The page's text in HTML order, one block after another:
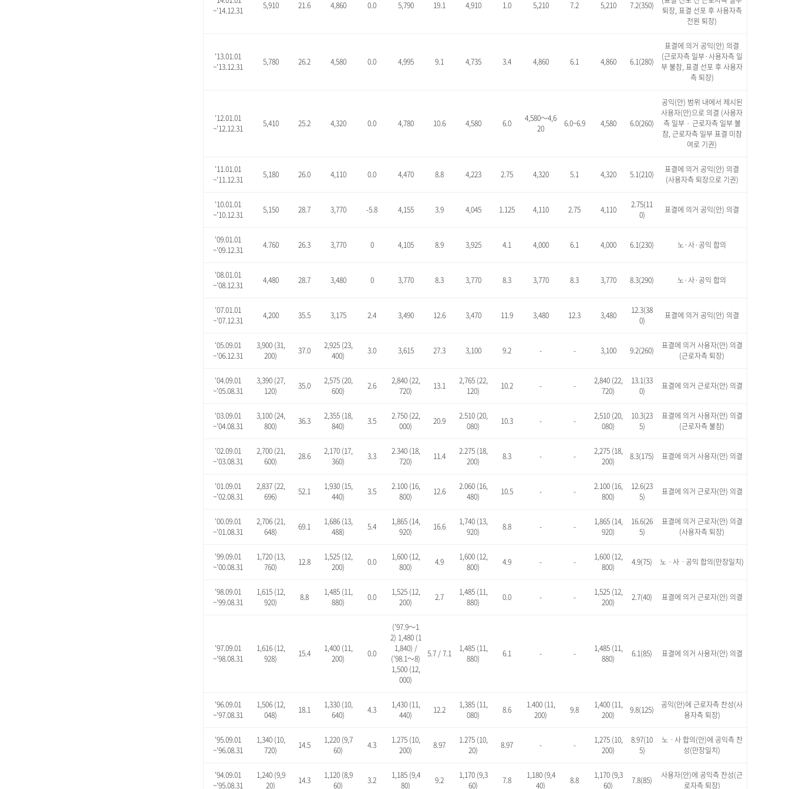
~'14.12.31
5,910 21.6 4,860 0.0 5,790 19.1 4,910 1.0 5,210 7.2 5,210 7.2(350)
퇴장, 표결 선포 후 사용자측
전원 퇴장)
'13.01.01
~'13.12.31
5,780 26.2 4,580 0.0 4,995 9.1 4,735 3.4 4,860 6.1 4,860 6.1(280)
표결에 의거 공익(안) 의결
(근로자측 일부·사용자측 일
부 불참, 표결 선포 후 사용자
측 퇴장)
'12.01.01
~'12.12.31
5,410 25.2 4,320 0.0 4,780 10.6 4,580 6.0
4,580～4,6
20
6.0~6.9 4,580 6.0(260)
공익(안) 범위 내에서 제시된
사용자(안)으로 의결 (사용자
측 일부 · 근로자측 일부 불
참, 근로자측 일부 표결 미참
여로 기권)
'11.01.01
~'11.12.31
5,180 26.0 4,110 0.0 4,470 8.8 4,223 2.75 4,320 5.1 4,320 5.1(210)
표결에 의거 공익(안) 의결
(사용자측 퇴장으로 기권)
'10.01.01
~'10.12.31
5,150 28.7 3,770 -5.8 4,155 3.9 4,045 1.125 4,110 2.75 4,110
2.75(11
0)
표결에 의거 공익(안) 의결
'09.01.01
~'09.12.31
4.760 26.3 3,770 0 4,105 8.9 3,925 4.1 4,000 6.1 4,000 6.1(230) 노·사·공익 합의
'08.01.01
~'08.12.31
4,480 28.7 3,480 0 3,770 8.3 3,770 8.3 3,770 8.3 3,770 8.3(290) 노·사·공익 합의
'07.01.01
~'07.12.31
4,200 35.5 3,175 2.4 3,490 12.6 3,470 11.9 3,480 12.3 3,480
12.3(38
0)
표결에 의거 공익(안) 의결
'05.09.01
~'06.12.31
3,900 (31,
200)
37.0
2,925 (23,
400)
3.0 3,615 27.3 3,100 9.2 - - 3,100 9.2(260)
표결에 의거 사용자(안) 의결
(근로자측 퇴장)
'04.09.01
~'05.08.31
3,390 (27,
120)
35.0
2,575 (20,
600)
2.6
2,840 (22,
720)
13.1
2,765 (22,
120)
10.2 - -
2,840 (22,
720)
13.1(33
0)
표결에 의거 근로자(안) 의결
'03.09.01
~'04.08.31
3,100 (24,
800)
36.3
2,355 (18,
840)
3.5
2.750 (22,
000)
20.9
2.510 (20,
080)
10.3 - -
2,510 (20,
080)
10.3(23
5)
표결에 의거 사용자(안) 의결
(근로자측 불참)
'02.09.01
~'03.08.31
2,700 (21,
600)
28.6
2,170 (17,
360)
3.3
2.340 (18,
720)
11.4
2.275 (18,
200)
8.3 - -
2,275 (18,
200)
8.3(175) 표결에 의거 사용자(안) 의결
'01.09.01
~'02.08.31
2,837 (22,
696)
52.1
1,930 (15,
440)
3.5
2.100 (16,
800)
12.6
2.060 (16,
480)
10.5 - -
2.100 (16,
800)
12.6(23
5)
표결에 의거 근로자(안) 의결
'00.09.01
~'01.08.31
2,706 (21,
648)
69.1
1,686 (13,
488)
5.4
1,865 (14,
920)
16.6
1,740 (13,
920)
8.8 - -
1,865 (14,
920)
16.6(26
5)
표결에 의거 근로자(안) 의결
(사용자측 퇴장)
'99.09.01
~'00.08.31
1,720 (13,
760)
12.8
1,525 (12,
200)
0.0
1,600 (12,
800)
4.9
1,600 (12,
800)
4.9 - -
1,600 (12,
800)
4.9(75) 노ㆍ사ㆍ공익 합의(만장일치)
'98.09.01
~'99.08.31
1,615 (12,
920)
8.8
1,485 (11,
880)
0.0
1,525 (12,
200)
2.7
1,485 (11,
880)
0.0 - -
1,525 (12,
200)
2.7(40) 표결에 의거 근로자(안) 의결
'97.09.01
~'98.08.31
1,616 (12,
928)
15.4
1,400 (11,
200)
0.0
(’97.9～1
2) 1,480 (1
1,840) /
(’98.1～8)
1,500 (12,
000)
5.7 / 7.1
1,485 (11,
880)
6.1 - -
1,485 (11,
880)
6.1(85) 표결에 의거 사용자(안) 의결
'96.09.01
~'97.08.31
1,506 (12,
048)
18.1
1,330 (10,
640)
4.3
1,430 (11,
440)
12.2
1,385 (11,
080)
8.6
1.400 (11,
200)
9.8
1,400 (11,
200)
9.8(125)
공익(안)에 근로자측 찬성(사
용자측 퇴장)
'95.09.01
~'96.08.31
1,340 (10,
720)
14.5
1,220 (9,7
60)
4.3
1.275 (10,
200)
8.97
1.275 (10,
20)
8.97 - -
1,275 (10,
200)
8.97(10
5)
노ㆍ사 합의(안)에 공익측 찬
성(만장일치)
'94.09.01
~'95.08.31
1,240 (9,9
20)
14.3
1,120 (8,9
60)
3.2
1,185 (9,4
80)
9.2
1,170 (9,3
60)
7.8
1,180 (9,4
40)
8.8
1,170 (9,3
60)
7.8(85)
사용자(안)에 공익측 찬성(근
로자측 퇴장)